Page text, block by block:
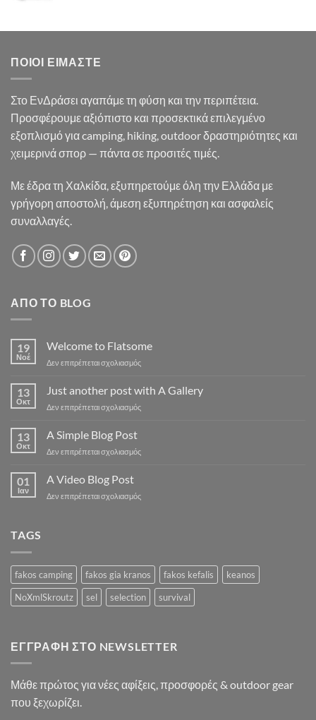
35.90€.είναι:
ΠΟΙΟΙ ΕΊΜΑΣΤΕ
Στο ΕνΔράσει αγαπάμε τη φύση και την περιπέτεια.
Προσφέρουμε αξιόπιστο και προσεκτικά επιλεγμένο
εξοπλισμό για camping, hiking, outdoor δραστηριότητες και
χειμερινά σπορ — πάντα σε προσιτές τιμές.
Με έδρα τη Χαλκίδα, εξυπηρετούμε όλη την Ελλάδα με
γρήγορη αποστολή, άμεση εξυπηρέτηση και ασφαλείς
συναλλαγές.
ΑΠΌ ΤΟ BLOG
19
Νοέ
Welcome to Flatsome
Δεν επιτρέπεται σχολιασμόςστο
to
13
Οκτ
Just another post with A Gallery
Δεν επιτρέπεται σχολιασμόςστο
with
13
Οκτ
A Simple Blog Post
Δεν επιτρέπεται σχολιασμόςστο
Post
01
Ιαν
A Video Blog Post
Δεν επιτρέπεται σχολιασμόςστο
TAGS
fakos camping fakos gia kranos fakos kefalis
keanos
NoXmlSkroutz
sel selection survival
ΕΓΓΡΑΦΉ ΣΤΟ NEWSLETTER
Μάθε πρώτος για νέες αφίξεις, προσφορές & outdoor gear
που ξεχωρίζει.